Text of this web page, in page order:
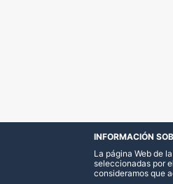
INFORMACIÓN
La página Web de
seleccionadas por
consideramos que